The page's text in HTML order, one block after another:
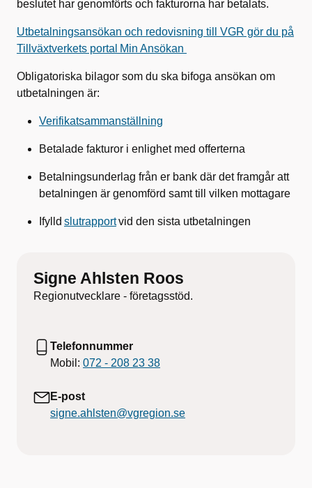
beslutet har genomförts och fakturorna har betalats.
Utbetalningsansökan och redovisning till VGR gör du på
Tillväxtverkets portal Min Ansökan
Obligatoriska bilagor som du ska bifoga ansökan om
utbetalningen är:
Verifikatsammanställning
Betalade fakturor i enlighet med offerterna
Betalningsunderlag från er bank där det framgår att
betalningen är genomförd samt till vilken mottagare
Ifylld slutrapportvid den sista utbetalningen
Signe Ahlsten Roos
Regionutvecklare - företagsstöd.
Telefonnummer
Mobil: 072 - 208 23 38
E-post
signe.ahlsten@vgregion.se